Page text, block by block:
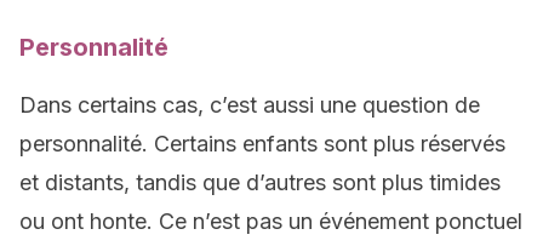
Personnalité
Dans certains cas, c’est aussi une question de
personnalité. Certains enfants sont plus réservés
et distants, tandis que d’autres sont plus timides
ou ont honte. Ce n’est pas un événement ponctuel